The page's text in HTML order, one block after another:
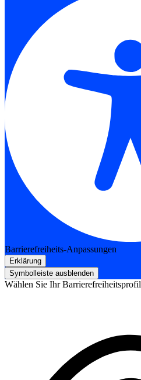
Barrierefreiheits-Anpassungen
Erklärung
Symbolleiste ausblenden
Wählen Sie Ihr Barrierefreiheitsprofil